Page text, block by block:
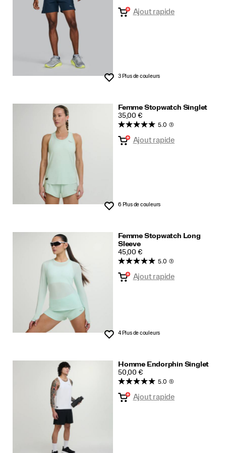
Liste de souhaits
Ajout rapide
3 Plus de couleurs
Femme Stopwatch Singlet
PRICE
35,00 €
Liste de souhaits
5.0 (3)
Ajout rapide
6 Plus de couleurs
Femme Stopwatch Long
Sleeve
PRICE
45,00 €
Liste de souhaits
5.0 (3)
Ajout rapide
4 Plus de couleurs
Homme Endorphin Singlet
PRICE
50,00 €
5.0 (5)
Ajout rapide